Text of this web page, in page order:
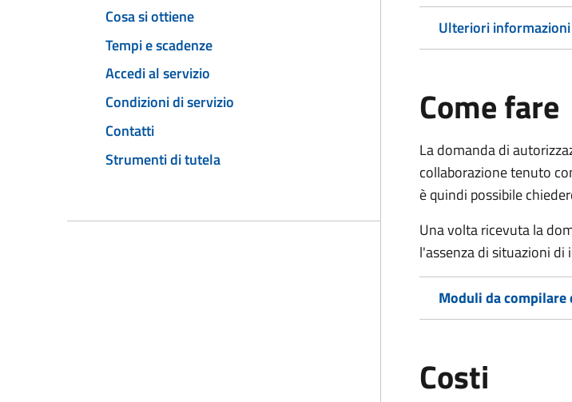
Cosa si ottiene
Tempi e scadenze
Accedi al servizio
Condizioni di servizio
Contatti
Strumenti di tutela
Ulteriori informazioni
Come fare
La domanda di
collaborazionetenuto
è quindi possibile
Una volta ricevuta la
l'assenza di situazioni
Moduli da compilare
Costi